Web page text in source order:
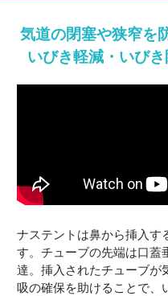
気道の閉塞や狭窄を
いびき軽減・いび
ナステントは鼻から挿入す
す。チューブの先端は口蓋
達。挿入されたチューブが
吸の確保を助けることで、